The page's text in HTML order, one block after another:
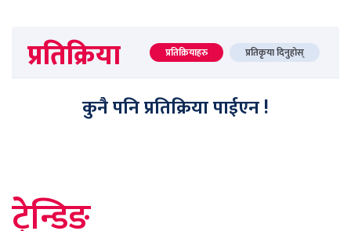
प्रतिक्रिया प्रतिक्रियाहरु प्रतिकृया दिनुहोस्
कुनै पनि प्रतिक्रिया पाईएन !
ट्रेन्डिङ